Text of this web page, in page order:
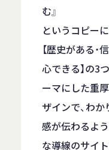
む』
というコピー
【歴史がある・
心できる】の3
ーマにした重
ザインで、わ
感が伝わるよ
な導線のサイ